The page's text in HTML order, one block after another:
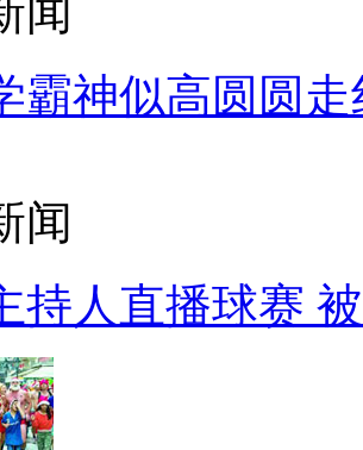
闻
霸神似高圆圆走
闻
持人直播球赛